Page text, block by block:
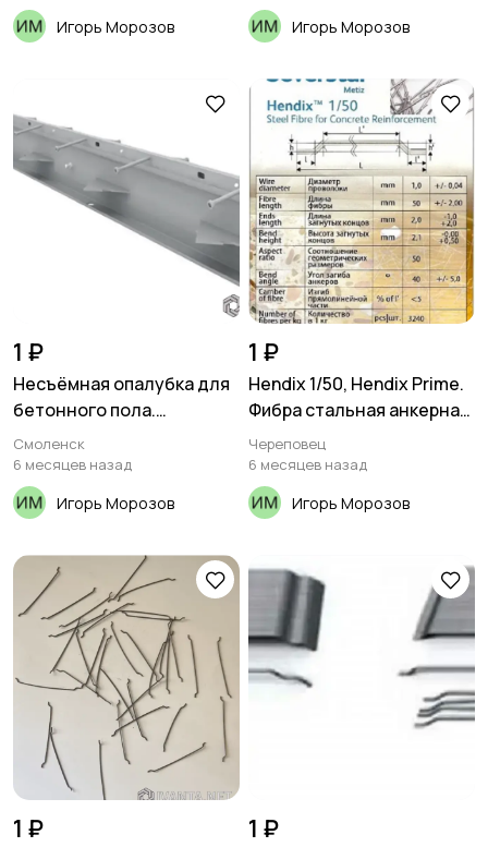
Игорь Морозов Игорь Морозов
1 ₽
Несъёмная опалубка для
бетонного пола.
Закладной профиль.
Деформационный шов
Смоленск
6 месяцев назад
Игорь Морозов
1 ₽
Hendix 1/50, Hendix Prime.
Фибра стальная анкерная,
проволочная
Череповец
6 месяцев назад
Игорь Морозов
1 ₽ 1 ₽